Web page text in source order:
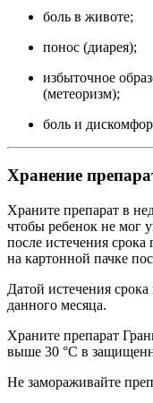
боль в животе;
понос (диарея);
избыточное
(метеоризм);
боль и
Хранение
Храните препарат в
чтобы ребенок не мог
после истечения срока
на картонной пачке
Датой истечения
данного месяца.
Храните препарат
выше 30 °C в
Не замораживайте